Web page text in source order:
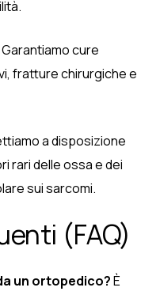
Garantiamo cure
fratture chirurgiche e
a disposizione
rari delle ossa e dei
sui sarcomi.
(FAQ)
un ortopedico?È